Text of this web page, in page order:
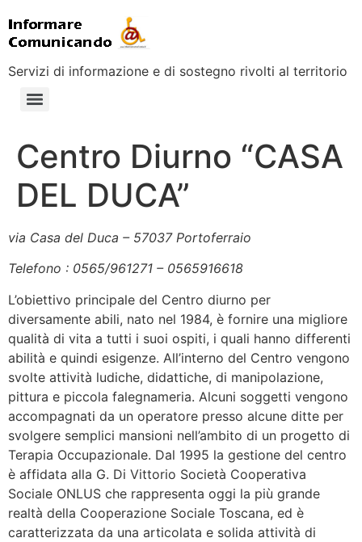
Servizi di informazione e di sostegno rivolti al territorio
Centro Diurno “CASA
DEL DUCA”
via Casa del Duca – 57037 Portoferraio
Telefono : 0565/961271 – 0565916618
L’obiettivo principale del Centro diurno per
diversamente abili, nato nel 1984, è fornire una migliore
qualità di vita a tutti i suoi ospiti, i quali hanno differenti
abilità e quindi esigenze. All’interno del Centro vengono
svolte attività ludiche, didattiche, di manipolazione,
pittura e piccola falegnameria. Alcuni soggetti vengono
accompagnati da un operatore presso alcune ditte per
svolgere semplici mansioni nell’ambito di un progetto di
Terapia Occupazionale. Dal 1995 la gestione del centro
è affidata alla G. Di Vittorio Società Cooperativa
Sociale ONLUS che rappresenta oggi la più grande
realtà della Cooperazione Sociale Toscana, ed è
caratterizzata da una articolata e solida attività di